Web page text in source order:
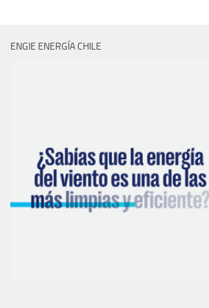
ENGIE ENERGÍA CHILE